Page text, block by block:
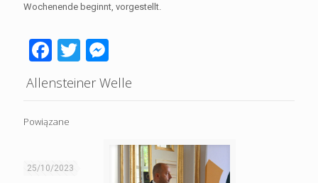
Wochenende beginnt, vorgestellt.
Facebook
TwitterMessenger
Allensteiner Welle
Powiązane
25/10/2023